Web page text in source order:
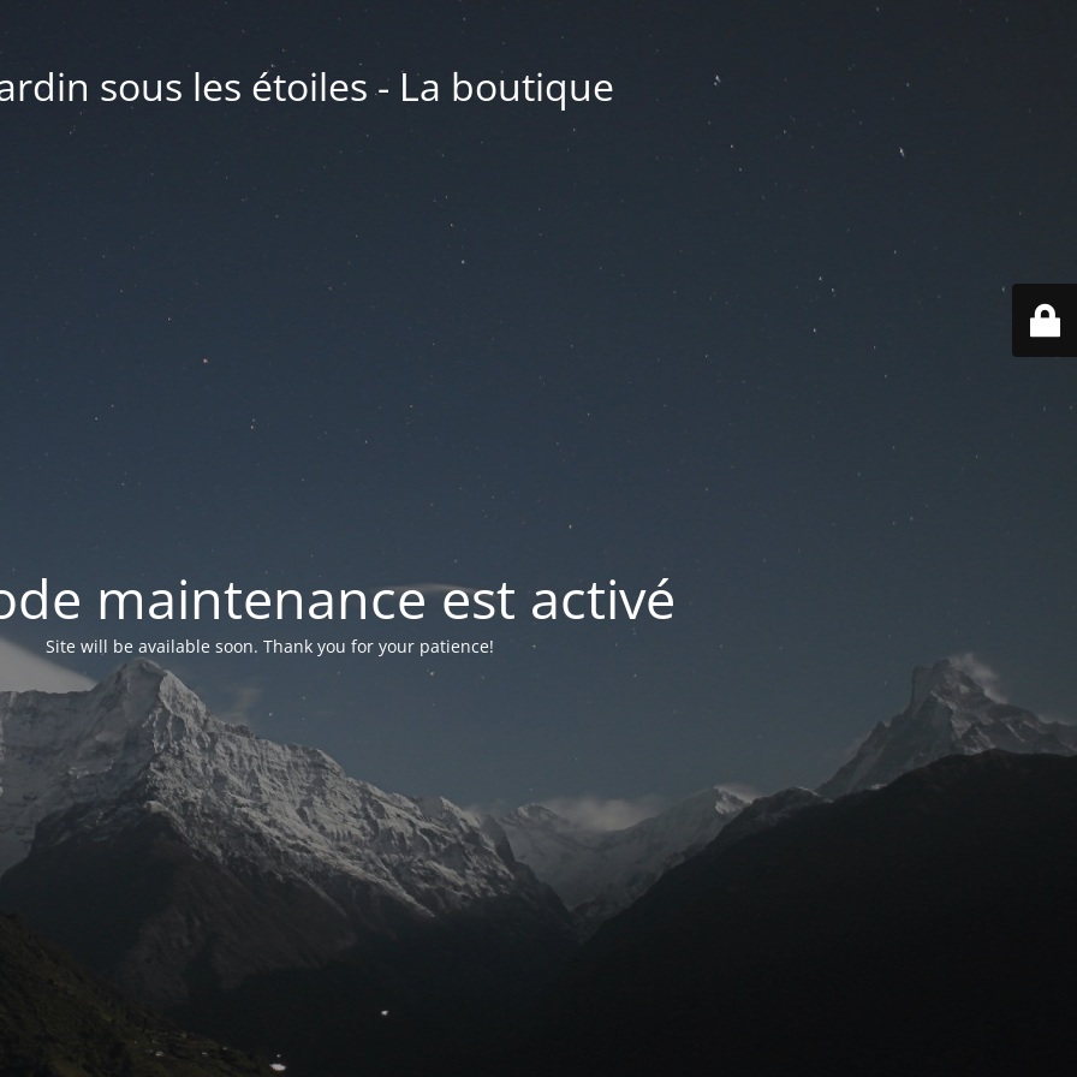
sous les étoiles - La boutique
maintenance est activé
Site will be available soon. Thank you for your patience!